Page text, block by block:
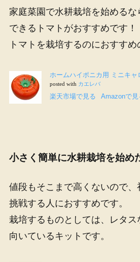
家庭菜園で水耕栽培を始める
できるトマトがおすすめです！
トマトを栽培するのにおすすめ
ホームハイポニカ用 ミニキャ
posted with カエレバ
楽天市場で見る Amazonで見
小さく簡単に水耕栽培を始め
値段もそこまで高くないので、
挑戦する人におすすめです。
栽培するものとしては、レタス
向いているキットです。